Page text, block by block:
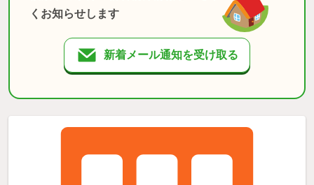
くお知らせします
新着メール通知を受け取る